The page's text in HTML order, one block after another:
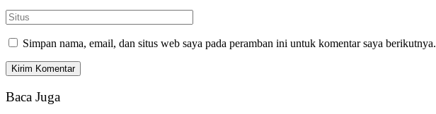
Simpan nama, email, dan situs web saya pada peramban ini untuk komentar saya berikutnya.
Baca Juga